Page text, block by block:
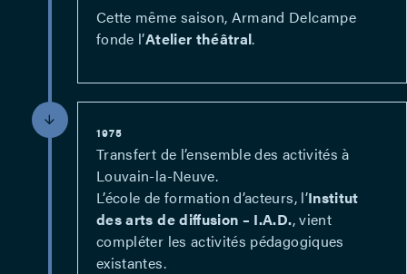
Cette même saison, Armand Delcampe
fonde l’Atelier théâtral.
1975
Transfert de l’ensemble des activités à
Louvain-la-Neuve.
L’école de formation d’acteurs, l’Institut
des arts de diffusion – I.A.D., vient
compléter les activités pédagogiques
existantes.